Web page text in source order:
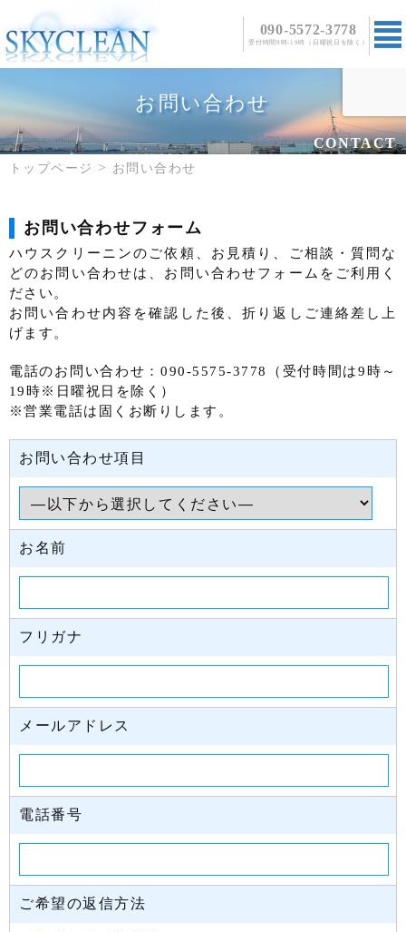
090-5572-3778
受付時間9時-19時（日曜祝日を除く）
トップページ お問い合わせ
お問い合わせ
CONTACT
お問い合わせフォーム
ハウスクリーニンのご依頼、お見積り、ご相談・質問な
どのお問い合わせは、お問い合わせフォームをご利用く
ださい。
お問い合わせ内容を確認した後、折り返しご連絡差し上
げます。
電話のお問い合わせ：090-5575-3778（受付時間は9時～
19時※日曜祝日を除く）
※営業電話は固くお断りします。
お問い合わせ項目
お名前
フリガナ
メールアドレス
電話番号
ご希望の返信方法
事業案内
料金・メニュー
エアコンクリーニング
浴室クリーニング
洗面所・トイレクリーニング
よくある質問
ブログ